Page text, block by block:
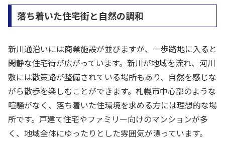
落ち着いた住宅街と自然の調和
新川通沿いには商業施設が並びますが、一歩路地に入ると
閑静な住宅街が広がっています。新川が地域を流れ、河川
敷には散策路が整備されている場所もあり、自然を感じな
がら散歩を楽しむことができます。札幌市中心部のような
喧騒がなく、落ち着いた住環境を求める方には理想的な場
所です。戸建て住宅やファミリー向けのマンションが多
く、地域全体にゆったりとした雰囲気が漂っています。